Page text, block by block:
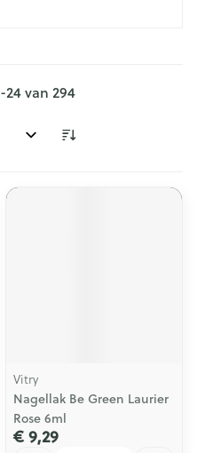
-24van 294
Vitry
Nagellak Be Green Laurier
Rose 6ml
€ 9,29